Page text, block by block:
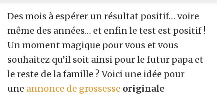
Des mois à espérer un résultat positif… voire
même des années… et enfin le test est positif !
Un moment magique pour vous et vous
souhaitez qu’il soit ainsi pour le futur papa et
le reste de la famille ? Voici une idée pour
une annonce de grossesse originale